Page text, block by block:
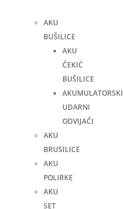
AKU
BUŠILICE
AKU
ČEKIĆ
BUŠILICE
AKUMULATORSKI
UDARNI
ODVIJAČI
AKU
BRUSILICE
AKU
POLIRKE
AKU
SET